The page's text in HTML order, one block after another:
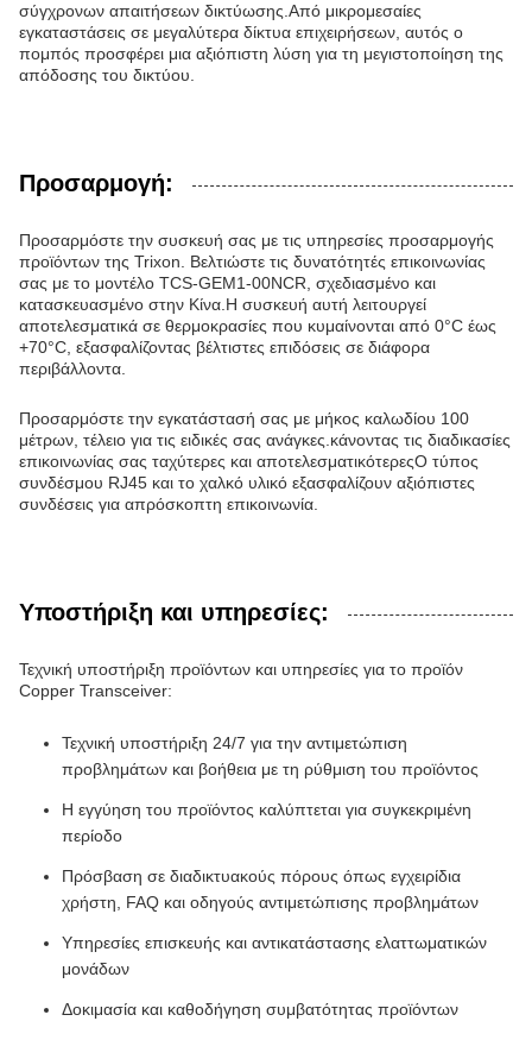
σύγχρονων απαιτήσεων δικτύωσης.Από μικρομεσαίες
εγκαταστάσεις σε μεγαλύτερα δίκτυα επιχειρήσεων, αυτός ο
πομπός προσφέρει μια αξιόπιστη λύση για τη μεγιστοποίηση της
απόδοσης του δικτύου.
Προσαρμογή:
Προσαρμόστε την συσκευή σας με τις υπηρεσίες προσαρμογής
προϊόντων της Trixon. Βελτιώστε τις δυνατότητές επικοινωνίας
σας με το μοντέλο TCS-GEM1-00NCR, σχεδιασμένο και
κατασκευασμένο στην Κίνα.Η συσκευή αυτή λειτουργεί
αποτελεσματικά σε θερμοκρασίες που κυμαίνονται από 0°C έως
+70°C, εξασφαλίζοντας βέλτιστες επιδόσεις σε διάφορα
περιβάλλοντα.
Προσαρμόστε την εγκατάστασή σας με μήκος καλωδίου 100
μέτρων, τέλειο για τις ειδικές σας ανάγκες.κάνοντας τις διαδικασίες
επικοινωνίας σας ταχύτερες και αποτελεσματικότερεςΟ τύπος
συνδέσμου RJ45 και το χαλκό υλικό εξασφαλίζουν αξιόπιστες
συνδέσεις για απρόσκοπτη επικοινωνία.
Υποστήριξη και υπηρεσίες:
Τεχνική υποστήριξη προϊόντων και υπηρεσίες για το προϊόν
Copper Transceiver:
Τεχνική υποστήριξη 24/7 για την αντιμετώπιση
προβλημάτων και βοήθεια με τη ρύθμιση του προϊόντος
Η εγγύηση του προϊόντος καλύπτεται για συγκεκριμένη
περίοδο
Πρόσβαση σε διαδικτυακούς πόρους όπως εγχειρίδια
χρήστη, FAQ και οδηγούς αντιμετώπισης προβλημάτων
Υπηρεσίες επισκευής και αντικατάστασης ελαττωματικών
μονάδων
Δοκιμασία και καθοδήγηση συμβατότητας προϊόντων